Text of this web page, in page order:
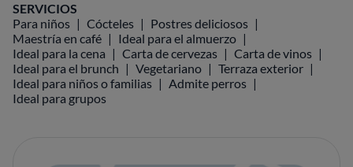
SERVICIOS
Para niños
Cócteles
Postres deliciosos
Maestría en café
Ideal para el almuerzo
Ideal para la cena
Carta de cervezas
Carta de vinos
Ideal para el brunch
Vegetariano
Terraza exterior
Ideal para niños o familias
Admite perros
Ideal para grupos